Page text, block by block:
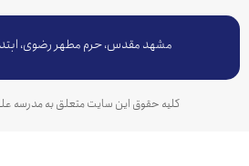
مشهد مقدس، حرم مطهر رضوی، ابتدای
کلیه حقوق این سایت متعلق به مدرسه علمیه